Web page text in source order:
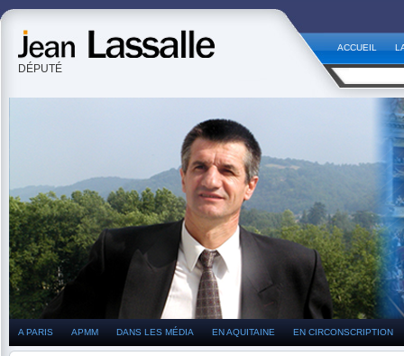
DÉPUTÉ
ACCUEIL
A PARIS APMM DANS LES MÉDIA EN AQUITAINE EN CIRCONSCRIPTION